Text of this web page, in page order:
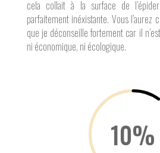
cela collait à la surface de
parfaitement inéxistante. Vous l’aurez
que je déconseille fortement car il
ni économique, ni écologique.
10%